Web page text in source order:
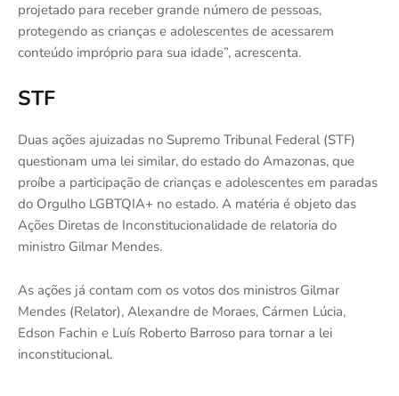
projetado para receber grande número de pessoas,
protegendo as crianças e adolescentes de acessarem
conteúdo impróprio para sua idade”, acrescenta.
STF
Duas ações ajuizadas no Supremo Tribunal Federal (STF)
questionam uma lei similar, do estado do Amazonas, que
proíbe a participação de crianças e adolescentes em paradas
do Orgulho LGBTQIA+ no estado. A matéria é objeto das
Ações Diretas de Inconstitucionalidade de relatoria do
ministro Gilmar Mendes.
As ações já contam com os votos dos ministros Gilmar
Mendes (Relator), Alexandre de Moraes, Cármen Lúcia,
Edson Fachin e Luís Roberto Barroso para tornar a lei
inconstitucional.